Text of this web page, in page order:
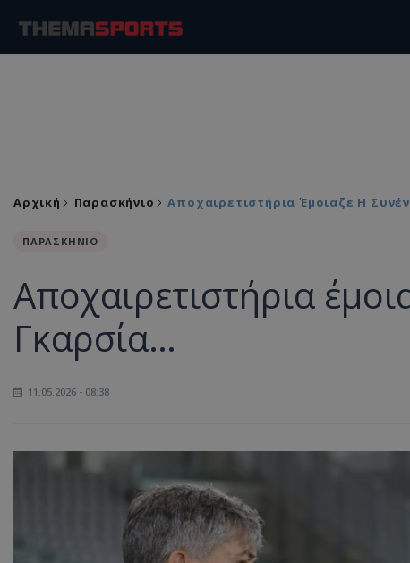
Αρχική Παρασκήνιο Αποχαιρετιστήρια Έμοιαζε Η
ΠΑΡΑΣΚΗΝΙΟ
Αποχαιρετιστήρια
Γκαρσία…
11.05.2026 - 08:38